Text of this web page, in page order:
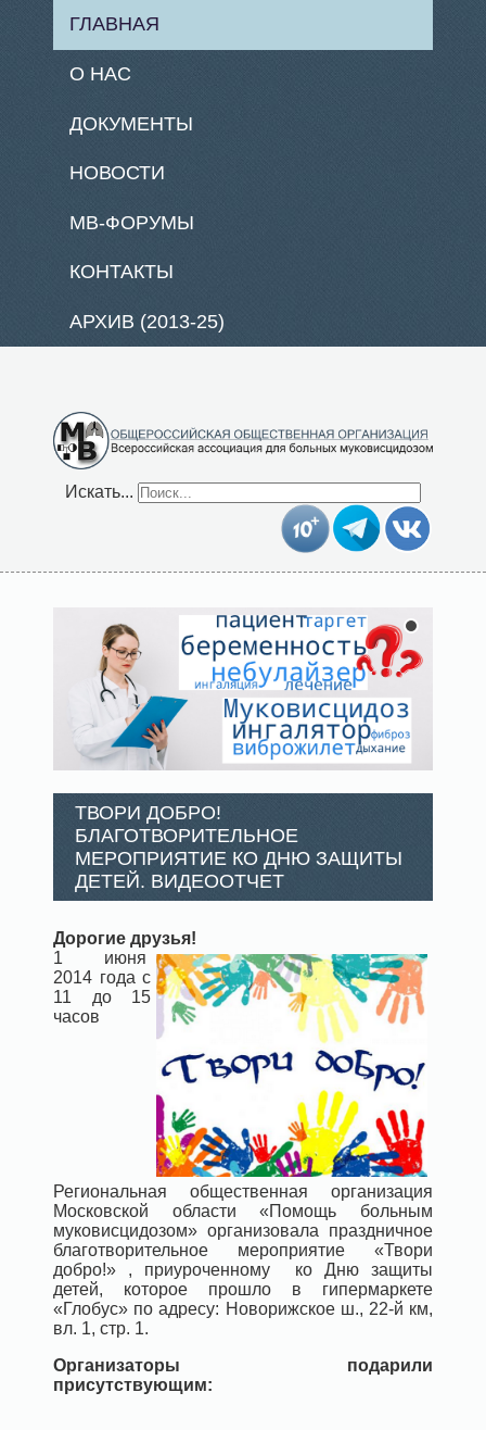
ГЛАВНАЯ
О НАС
ДОКУМЕНТЫ
НОВОСТИ
МВ-ФОРУМЫ
КОНТАКТЫ
АРХИВ (2013-25)
Искать...
ТВОРИ ДОБРО!
БЛАГОТВОРИТЕЛЬНОЕ
МЕРОПРИЯТИЕ КО ДНЮ ЗАЩИТЫ
ДЕТЕЙ. ВИДЕООТЧЕТ
Дорогие друзья!
1 июня
2014 года с
11 до 15
часов
Региональная общественная организация
Московской области «Помощь больным
муковисцидозом» организовала праздничное
благотворительное мероприятие «Твори
добро!» , приуроченному ко Дню защиты
детей, которое прошло в гипермаркете
«Глобус» по адресу: Новорижское ш., 22-й км,
вл. 1, стр. 1.
Организаторы подарили
присутствующим: